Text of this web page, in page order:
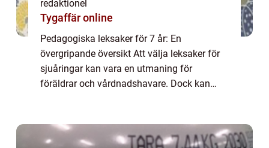
redaktionel
Tygaffär online
Pedagogiska leksaker för 7 år: En
övergripande översikt Att välja leksaker för
sjuåringar kan vara en utmaning för
föräldrar och vårdnadshavare. Dock kan
ett roligt sät...